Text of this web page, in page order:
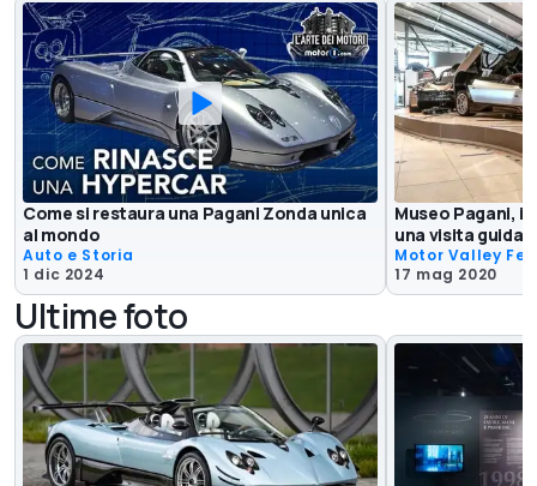
Come si restaura una Pagani Zonda unica
al mondo
Auto e Storia
1 dic 2024
Museo Pagani,
una visita
Motor Valley
17 mag 2020
Ultime foto